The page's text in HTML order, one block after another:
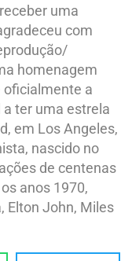
uma
com
homenagem
oficialmente a
ter uma estrela
em Los Angeles,
nascido no
de centenas
anos 1970,
Elton John, Miles